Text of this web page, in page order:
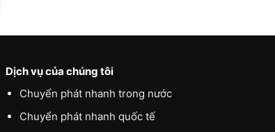
Dịch vụ của chúng tôi
Chuyển phát nhanh trong nước
Chuyển phát nhanh quốc tế